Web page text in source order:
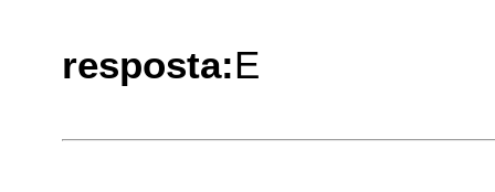
resposta:E